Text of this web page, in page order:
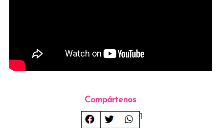
Compártenos
1